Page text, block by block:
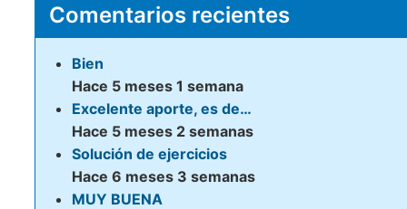
Comentarios recientes
Bien
Hace 5 meses 1 semana
Excelente aporte, es de…
Hace 5 meses 2 semanas
Solución de ejercicios
Hace 6 meses 3 semanas
MUY BUENA